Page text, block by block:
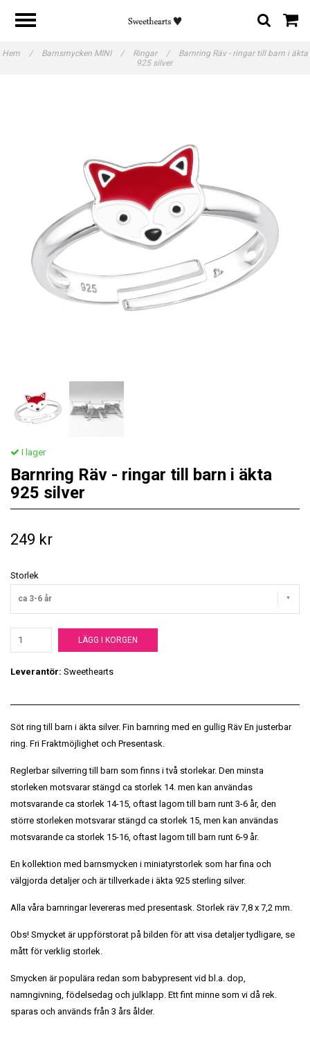
Hem / Barnsmycken MINI / Ringar /
Barnring Räv - ringar till barn i äkta
925 silver
I lager
Barnring Räv - ringar till barn i äkta
925 silver
249 kr
Storlek
ca 3-6 år
LÄGG I KORGEN
Leverantör: Sweethearts
Söt ring till barn i äkta silver. Fin barnring med en gullig Räv En justerbar
ring. Fri Fraktmöjlighet och Presentask.
Reglerbar silverring till barn som finns i två storlekar. Den minsta
storleken motsvarar stängd ca storlek 14. men kan användas
motsvarande ca storlek 14-15, oftast lagom till barn runt 3-6 år, den
större storleken motsvarar stängd ca storlek 15, men kan användas
motsvarande ca storlek 15-16, oftast lagom till barn runt 6-9 år.
En kollektion med barnsmycken i miniatyrstorlek som har fina och
välgjorda detaljer och är tillverkade i äkta 925 sterling silver.
Alla våra barnringar levereras med presentask. Storlek räv 7,8 x 7,2 mm.
Obs! Smycket är uppförstorat på bilden för att visa detaljer tydligare, se
mått för verklig storlek.
Smycken är populära redan som babypresent vid bl.a. dop,
namngivning, födelsedag och julklapp. Ett fint minne som vi då rek.
sparas och används från 3 års ålder.